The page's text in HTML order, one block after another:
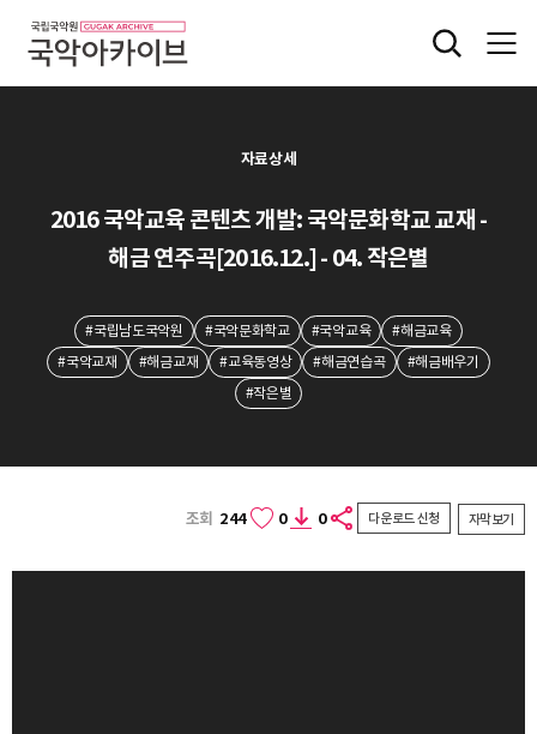
자료상세
2016 국악교육 콘텐츠 개발: 국악문화학교 교재 -
해금 연주곡[2016.12.] - 04. 작은별
#국립남도국악원 #국악문화학교 #국악교육
#해금교육
#국악교재
#해금교재 #교육동영상 #해금연습곡
#해금배우기
#작은별
조회 244 0 0 다운로드 신청 자막보기